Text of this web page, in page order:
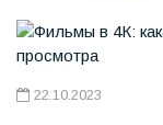
22.10.2023